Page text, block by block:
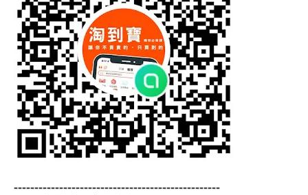
--------------------------------------------------